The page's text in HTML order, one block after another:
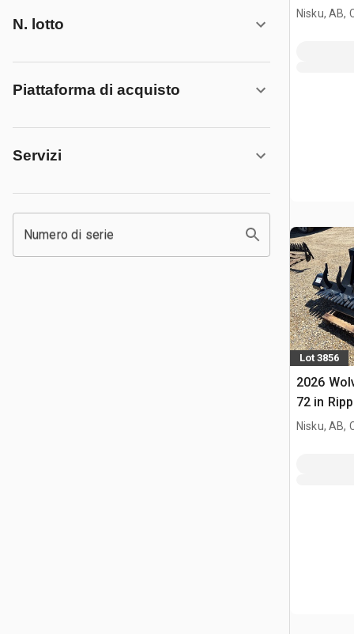
N. lotto
Piattaforma di acquisto
Servizi
Numero di serie
(Unused)
Nisku, AB,
Lot 3856
2026
72 in
(Unused)
Nisku, AB,